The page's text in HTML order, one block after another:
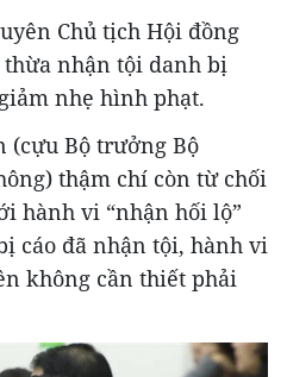
Chủ tịch Hội đồng
nhận tội danh bị
nhẹ hình phạt.
(cựu Bộ trưởng Bộ
thậm chí còn từ chối
hành vi “nhận hối lộ”
cáo đã nhận tội, hành vi
không cần thiết phải